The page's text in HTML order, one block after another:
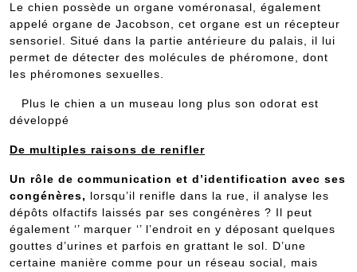
Le chien possède un organe voméronasal, également
appelé organe de Jacobson, cet organe est un récepteur
sensoriel. Situé dans la partie antérieure du palais, il lui
permet de détecter des molécules de phéromone, dont
les phéromones sexuelles.
Plus le chien a un museau long plus son odorat est
développé
De multiples raisons de renifler
Un rôle de communication et d’identification avec ses
congénères, lorsqu’il renifle dans la rue, il analyse les
dépôts olfactifs laissés par ses congénères ? Il peut
également ‘’ marquer ‘’ l’endroit en y déposant quelques
gouttes d’urines et parfois en grattant le sol. D’une
certaine manière comme pour un réseau social, mais